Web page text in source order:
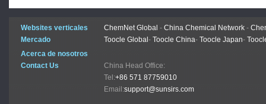
Websites verticales ChemNet Global - China Chemical Network -
Mercado
Toocle Global - Toocle China- Toocle Japan-
Acerca de nosotros
Contact Us
China Head Office:
Tel:+86 571 87759010
Email:support@sunsirs.com